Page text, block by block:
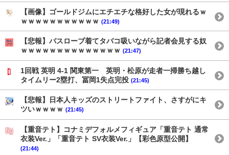
【画像】ゴールドジムにエチエチな格好した女が現れるｗ
ｗｗｗｗｗｗｗｗｗｗｗ (21:49)
【悲報】バスローブ着てタバコ吸いながら記者会見する奴
ｗｗｗｗｗｗｗｗｗｗｗｗｗｗ (21:47)
1回戦 英明 4-1 関東第一 英明・松原が走者一掃勝ち越し
タイムリー2塁打、冨岡1失点完投 (21:45)
【悲報】日本人キッズのストリートファイト、さすがにキ
ツいｗｗｗｗ (21:45)
【重音テト】コナミデフォルメフィギュア「重音テト 通常
衣装Ver.」「重音テト SV衣装Ver.」【彩色原型公開】
(21:44)